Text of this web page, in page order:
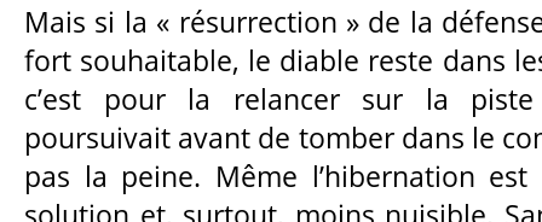
Mais si la « résurrection » de la
fort souhaitable, le diable reste dans
c’est pour la relancer sur la piste
poursuivait avant de tomber dans le
pas la peine. Même l’hibernation